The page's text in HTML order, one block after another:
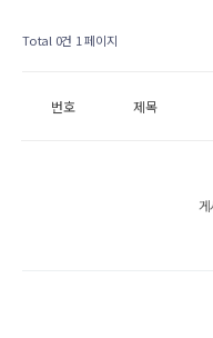
Total 0건 1 페이지
번호 제목